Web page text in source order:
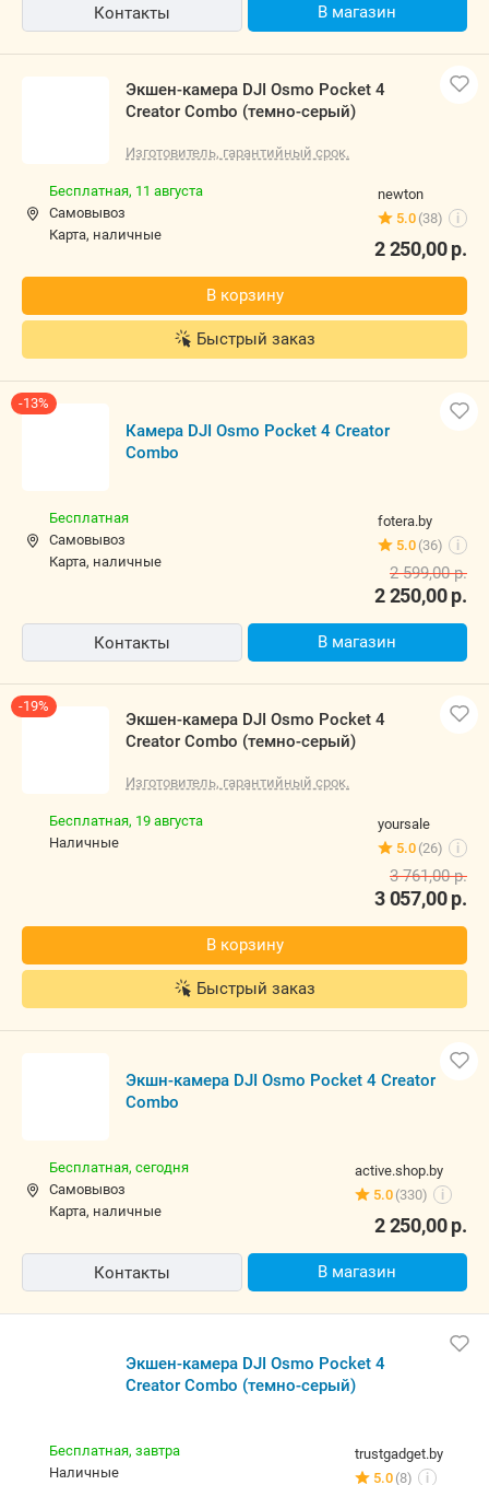
Контакты В магазин
Экшен-камера DJI Osmo Pocket 4
Creator Combo (темно-серый)
Изготовитель, гарантийный срок.
newton
5.0 (38) i
Бесплатная, 11 августа
Самовывоз
карта, наличные
2 250,00р.
В корзину
Быстрый заказ
-13%
Камера DJI Osmo Pocket 4 Creator
Combo
fotera.by
5.0 (36) i
Бесплатная
Самовывоз
карта, наличные
2 250,00р.
2 599,00р.
Контакты В магазин
-19%
Экшен-камера DJI Osmo Pocket 4
Creator Combo (темно-серый)
Изготовитель, гарантийный срок.
yoursale
5.0 (26) i
Бесплатная, 19 августа
наличные
3 057,00р.
3 761,00р.
В корзину
Быстрый заказ
Экшн-камера DJI Osmo Pocket 4 Creator
Combo
active.shop.by
5.0 (330) i
Бесплатная, сегодня
Самовывоз
карта, наличные
2 250,00р.
Контакты В магазин
Экшен-камера DJI Osmo Pocket 4
Creator Combo (темно-серый)
trustgadget.by
5.0 (8) i
Бесплатная, завтра
наличные